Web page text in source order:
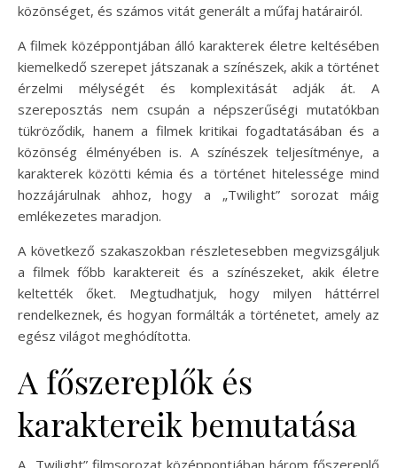
közönséget, és számos vitát generált a műfaj határairól.
A filmek középpontjában álló karakterek életre keltésében
kiemelkedő szerepet játszanak a színészek, akik a történet
érzelmi mélységét és komplexitását adják át. A
szereposztás nem csupán a népszerűségi mutatókban
tükröződik, hanem a filmek kritikai fogadtatásában és a
közönség élményében is. A színészek teljesítménye, a
karakterek közötti kémia és a történet hitelessége mind
hozzájárulnak ahhoz, hogy a „Twilight” sorozat máig
emlékezetes maradjon.
A következő szakaszokban részletesebben megvizsgáljuk
a filmek főbb karaktereit és a színészeket, akik életre
keltették őket. Megtudhatjuk, hogy milyen háttérrel
rendelkeznek, és hogyan formálták a történetet, amely az
egész világot meghódította.
A főszereplők és
karaktereik bemutatása
A „Twilight” filmsorozat középpontjában három főszereplő